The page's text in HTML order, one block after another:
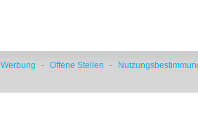
Werbung - Offene Stellen -